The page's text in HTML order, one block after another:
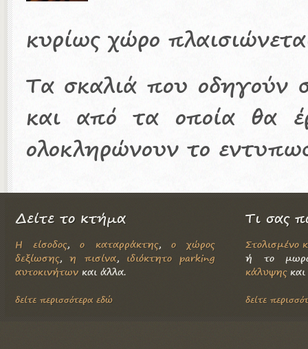
κυρίως χώρο
Τα σκαλιά που οδηγούν
και από τα οποία θα
ολοκληρώνουν το
Δείτε το κτήμα
Η είσοδος,ο καταρράκτης, ο χώρος
δεξίωσης,η πισίνα, ιδιόκτητο parking
αυτοκινήτων και άλλα.
δείτε περισσότερα εδώ
Τι σας
Στολισμένο
ή το
κάλυψηςκαι
δείτε